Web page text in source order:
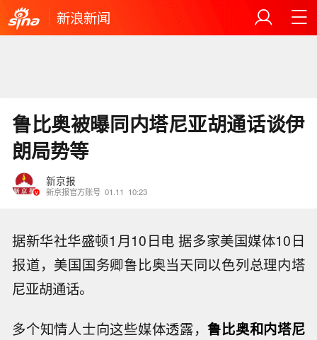
新浪新闻
鲁比奥被曝同内塔尼亚胡通话谈伊
朗局势等
新京报
新京报官方账号 01.11 10:23
据新华社华盛顿1月10日电 据多家美国媒体10日
报道，美国国务卿鲁比奥当天同以色列总理内塔
尼亚胡通话。
多个知情人士向这些媒体透露，鲁比奥和内塔尼